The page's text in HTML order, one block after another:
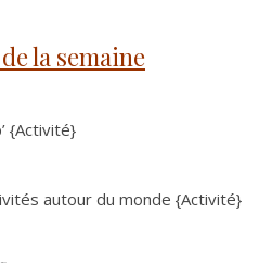
la semaine
{Activité}
autour du monde {Activité}